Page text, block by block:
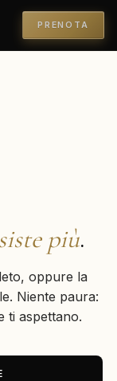
PRENOTA
più.
oppure la
Niente paura:
ti aspettano.